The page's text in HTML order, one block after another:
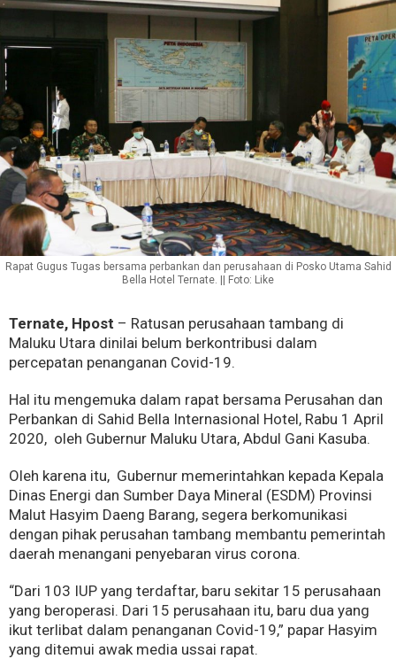
Rapat Gugus Tugas bersama perbankan dan perusahaan di Posko Utama Sahid
Bella Hotel Ternate. || Foto: Like
Ternate, Hpost – Ratusan perusahaan tambang di
Maluku Utara dinilai belum berkontribusi dalam
percepatan penanganan Covid-19.
Hal itu mengemuka dalam rapat bersama Perusahan dan
Perbankan di Sahid Bella Internasional Hotel, Rabu 1 April
2020, oleh Gubernur Maluku Utara, Abdul Gani Kasuba.
Oleh karena itu, Gubernur memerintahkan kepada Kepala
Dinas Energi dan Sumber Daya Mineral (ESDM) Provinsi
Malut Hasyim Daeng Barang, segera berkomunikasi
dengan pihak perusahan tambang membantu pemerintah
daerah menangani penyebaran virus corona.
“Dari 103 IUP yang terdaftar, baru sekitar 15 perusahaan
yang beroperasi. Dari 15 perusahaan itu, baru dua yang
ikut terlibat dalam penanganan Covid-19,” papar Hasyim
yang ditemui awak media ussai rapat.